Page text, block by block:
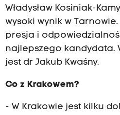
Władysław Kosiniak-
wysoki wynik w
presja i
najlepszego kandydata.
jest dr Jakub Kwaśny.
Co z Krakowem?
- W Krakowie jest kilku